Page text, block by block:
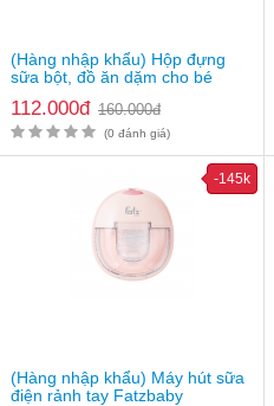
(Hàng nhập khẩu) Hộp đựng
sữa bột, đồ ăn dặm cho bé
112.000đ 160.000đ
(0 đánh giá)
(Hàng nhập khẩu) Máy hút sữa
điện rảnh tay Fatzbaby
-145k